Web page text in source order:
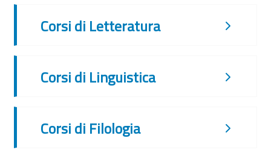
Corsi di Letteratura
Corsi di Linguistica
Corsi di Filologia